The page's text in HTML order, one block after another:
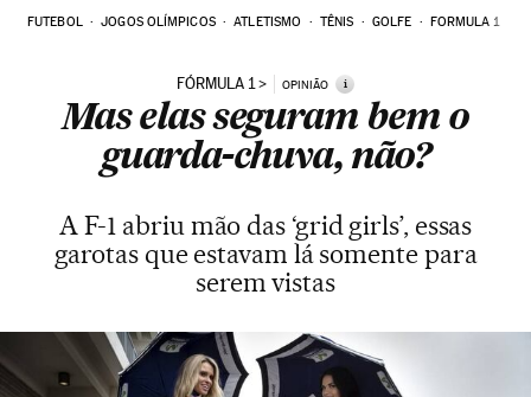
FUTEBOL JOGOS OLÍMPICOS ATLETISMO TÊNIS GOLFE FORMULA 1
FÓRMULA 1 OPINIÃO i
Mas elas seguram bem o
guarda-chuva, não?
A F-1 abriu mão das ‘grid girls’, essas
garotas que estavam lá somente para
serem vistas